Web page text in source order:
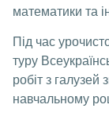
математики та
Під час
туру
робіт з галузей
навчальному